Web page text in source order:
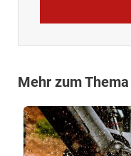
Mehr zum Thema